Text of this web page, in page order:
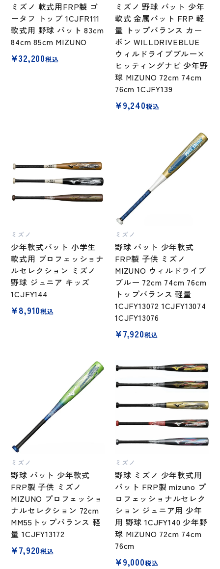
ミズノ 軟式用FRP製 ゴ
ータフ トップ 1CJFR111
軟式用 野球 バット 83cm
84cm 85cm MIZUNO
¥32,200税込
ミズノ 野球 バット 少年
軟式 金属バット FRP 軽
量 トップバランス カー
ボン WILLDRIVEBLUE
ウィルドライブブルー×
ヒッティングナビ 少年野
球 MIZUNO 72cm 74cm
76cm 1CJFY139
¥9,240税込
ミズノ
少年軟式バット 小学生
軟式用 プロフェッショナ
ルセレクション ミズノ
野球 ジュニア キッズ
1CJFY144
¥8,910税込
ミズノ
野球 バット 少年軟式
FRP製 子供 ミズノ
MIZUNO ウィルドライブ
ブルー 72cm 74cm 76cm
トップバランス 軽量
1CJFY13072 1CJFY13074
1CJFY13076
¥7,920税込
ミズノ
野球 バット 少年軟式
FRP製 子供 ミズノ
MIZUNO プロフェッショ
ナルセレクション 72cm
MM55トップバランス 軽
量 1CJFY13172
¥7,920税込
ミズノ
野球 ミズノ 少年軟式用
バット FRP製 mizuno プ
ロフェッショナルセレク
ション ジュニア用 少年
用 野球 1CJFY140 少年野
球 MIZUNO 72cm 74cm
76cm
¥9,000税込